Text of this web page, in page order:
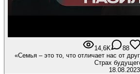
14,6K 88
«Семья – это то, что отличает нас от
Страх
18.08.2023